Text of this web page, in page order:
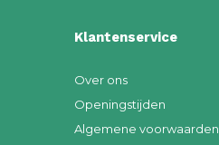
Klantenservice
Over ons
Openingstijden
Algemene voorwaarden